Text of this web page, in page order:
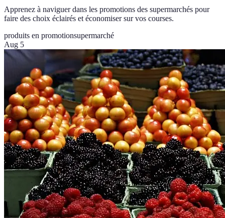
Apprenez à naviguer dans les promotions des supermarchés pour
faire des choix éclairés et économiser sur vos courses.
produits en promotionsupermarché
Aug 5